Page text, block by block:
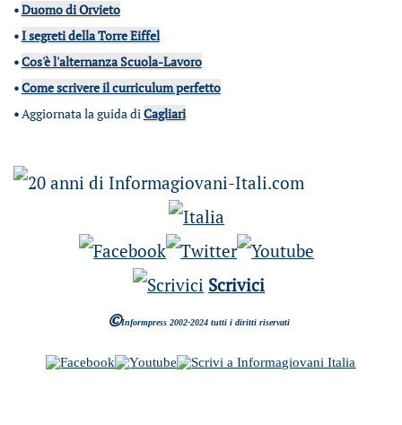
•Duomo di Orvieto
•I segreti della Torre Eiffel
•Cos'è l'alternanza Scuola-Lavoro
•Come scrivere il curriculum perfetto
•Aggiornata la guida diCagliari
Scrivici
©Informpress 2002-2024 tutti i diritti riservati